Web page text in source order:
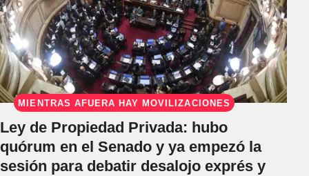
MIENTRAS AFUERA HAY MOVILIZACIONES
Ley de Propiedad Privada: hubo
quórum en el Senado y ya empezó la
sesión para debatir desalojo exprés y